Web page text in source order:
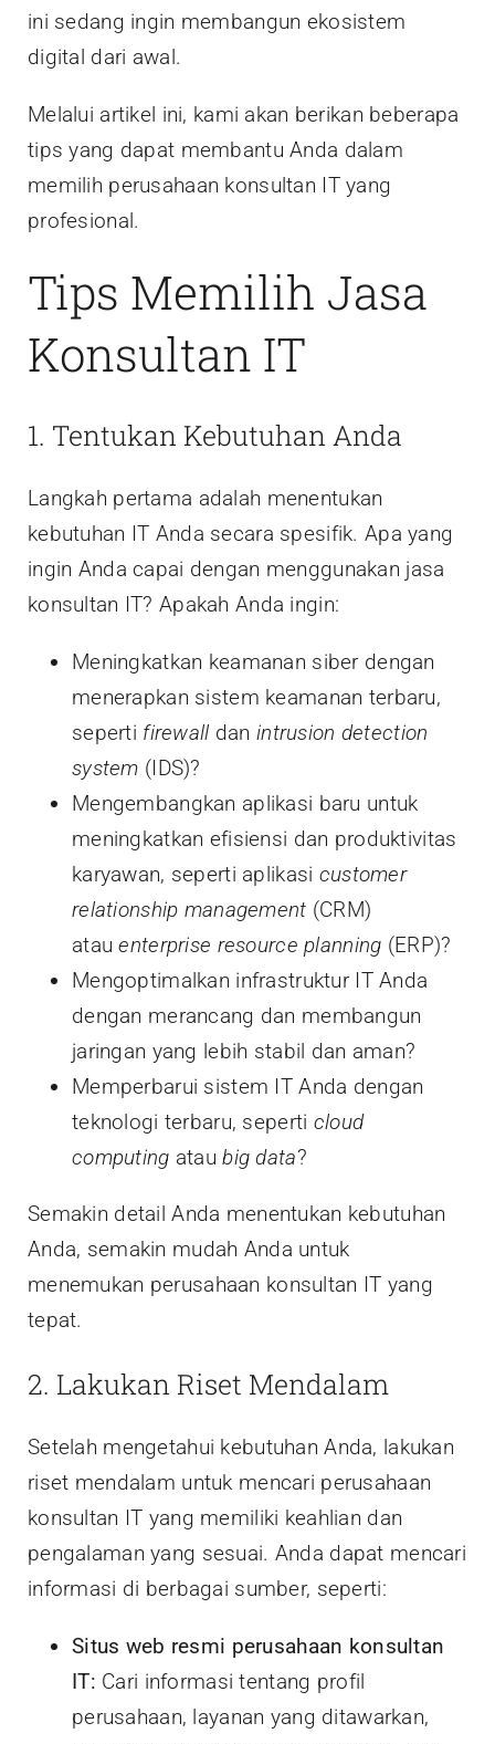
ini sedang ingin membangun ekosistem
digital dari awal.
Melalui artikel ini, kami akan berikan beberapa
tips yang dapat membantu Anda dalam
memilih perusahaan konsultan IT yang
profesional.
Tips Memilih Jasa
Konsultan IT
1. Tentukan Kebutuhan Anda
Langkah pertama adalah menentukan
kebutuhan IT Anda secara spesifik. Apa yang
ingin Anda capai dengan menggunakan jasa
konsultan IT? Apakah Anda ingin:
Meningkatkan keamanan siber dengan
menerapkan sistem keamanan terbaru,
seperti firewall dan intrusion detection
system (IDS)?
Mengembangkan aplikasi baru untuk
meningkatkan efisiensi dan produktivitas
karyawan, seperti aplikasi customer
relationship management (CRM)
atauenterprise resource planning (ERP)?
Mengoptimalkan infrastruktur IT Anda
dengan merancang dan membangun
jaringan yang lebih stabil dan aman?
Memperbarui sistem IT Anda dengan
teknologi terbaru, seperti cloud
computing ataubig data?
Semakin detail Anda menentukan kebutuhan
Anda, semakin mudah Anda untuk
menemukan perusahaan konsultan IT yang
tepat.
2. Lakukan Riset Mendalam
Setelah mengetahui kebutuhan Anda, lakukan
riset mendalam untuk mencari perusahaan
konsultan IT yang memiliki keahlian dan
pengalaman yang sesuai. Anda dapat mencari
informasi di berbagai sumber, seperti:
Situs web resmi perusahaan konsultan
IT: Cari informasi tentang profil
perusahaan, layanan yang ditawarkan,